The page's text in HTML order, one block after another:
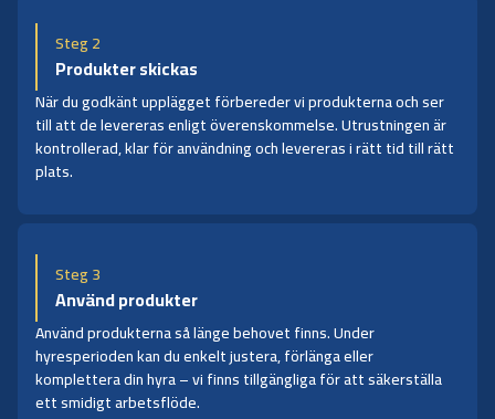
Steg 2
Produkter skickas
När du godkänt upplägget förbereder vi produkterna och ser
till att de levereras enligt överenskommelse. Utrustningen är
kontrollerad, klar för användning och levereras i rätt tid till rätt
plats.
Steg 3
Använd produkter
Använd produkterna så länge behovet finns. Under
hyresperioden kan du enkelt justera, förlänga eller
komplettera din hyra – vi finns tillgängliga för att säkerställa
ett smidigt arbetsflöde.